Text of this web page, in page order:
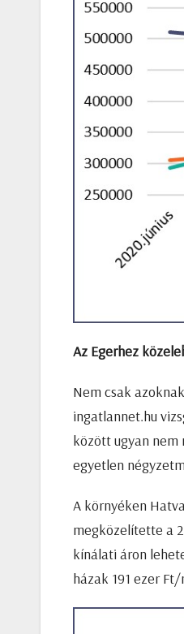
Az Egerhez
Nem csak
ingatlannet.hu
között ugyan nem
egyetlen
A környéken
megközelítette a
kínálati áron
házak 191 ezer